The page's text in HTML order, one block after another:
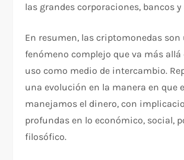
las grandes corporaciones, bancos y
En resumen, las criptomonedas son
fenómeno complejo que va más allá
uso como medio de intercambio.
una evolución en la manera en que
manejamos el dinero, con
profundas en lo económico, social,
filosófico.